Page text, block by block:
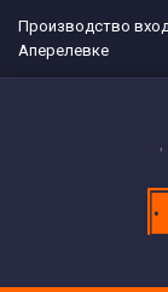
Производство
Аперелевке